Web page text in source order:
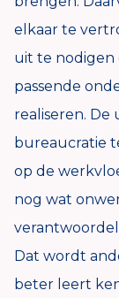
elkaar te
uit te nodigen
passende
realiseren. De
bureaucratie
op de
nog wat
Dat wordt
beter leert